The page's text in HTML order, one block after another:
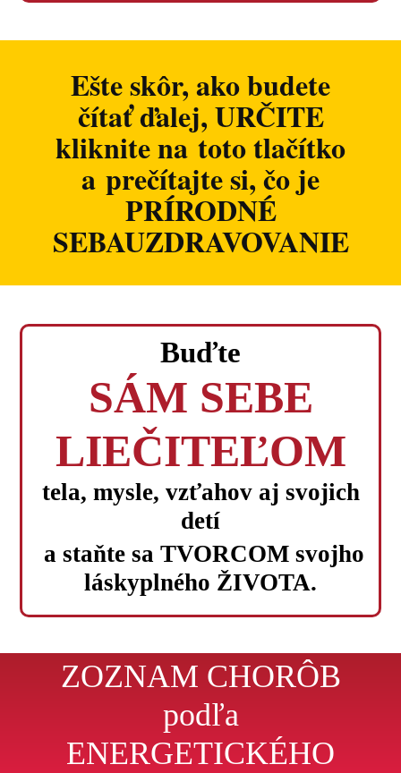
Ešte skôr, ako budete
čítať ďalej, URČITE
kliknite na toto tlačítko
a prečítajte si, čo je
PRÍRODNÉ
SEBAUZDRAVOVANIE
Buďte
SÁM SEBE
LIEČITEĽOM
tela, mysle, vzťahov aj svojich
detí
a staňte sa TVORCOM svojho
láskyplného ŽIVOTA.
ZOZNAM CHORÔB
podľa
ENERGETICKÉHO